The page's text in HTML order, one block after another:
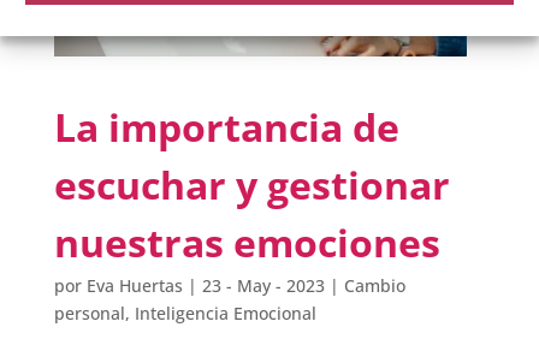
La importancia de
escuchar y gestionar
nuestras emociones
por Eva Huertas | 23 - May - 2023| Cambio
personal, Inteligencia Emocional